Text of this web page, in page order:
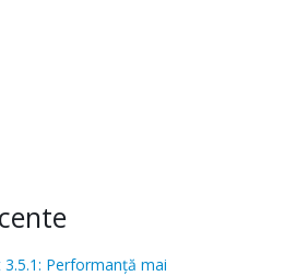
3.5.1: Performanță mai